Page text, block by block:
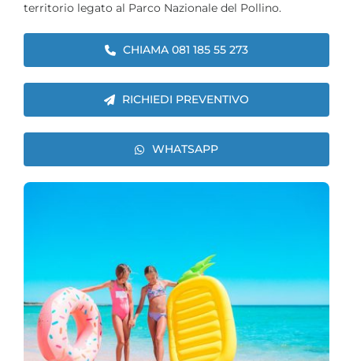
territorio legato al Parco Nazionale del Pollino.
CHIAMA 081 185 55 273
RICHIEDI PREVENTIVO
WHATSAPP